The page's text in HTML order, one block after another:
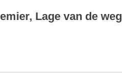
Lage van de weg